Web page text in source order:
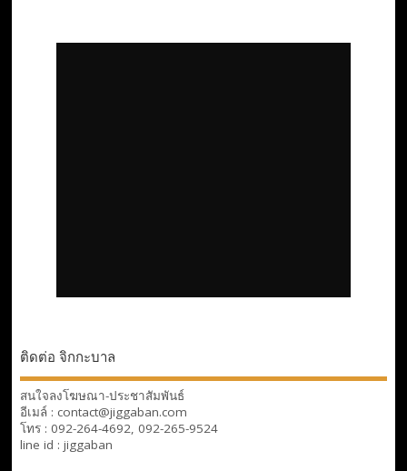
ติดต่อ จิกกะบาล
สนใจลงโฆษณา-ประชาสัมพันธ์
อีเมล์ : contact@jiggaban.com
โทร : 092-264-4692, 092-265-9524
line id : jiggaban